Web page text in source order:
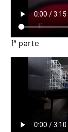
1ª parte